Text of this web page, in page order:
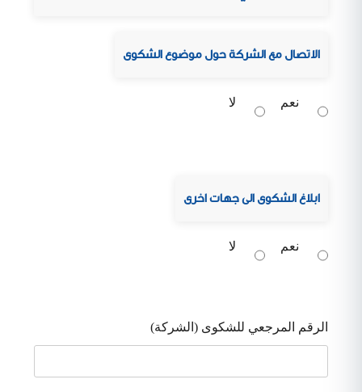
الاتصال مع الشركة حول موضوع الشكوى
نعم لا
ابلاغ الشكوى الى جهات اخرى
نعم لا
الرقم المرجعي للشكوى (الشركة)